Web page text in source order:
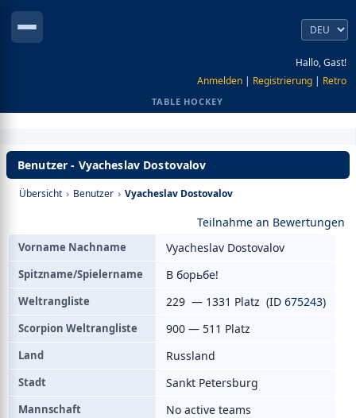
Hallo, Gast!
Anmelden | Registrierung | Retro
TABLE HOCKEY
Benutzer - Vyacheslav Dostovalov
Übersicht › Benutzer › Vyacheslav Dostovalov
Teilnahme an Bewertungen
Vorname Nachname Vyacheslav Dostovalov
Spitzname/Spielername В борьбе!
Weltrangliste 229 — 1331 Platz (ID 675243)
Scorpion Weltrangliste 900 — 511 Platz
Land Russland
Stadt Sankt Petersburg
Mannschaft No active teams